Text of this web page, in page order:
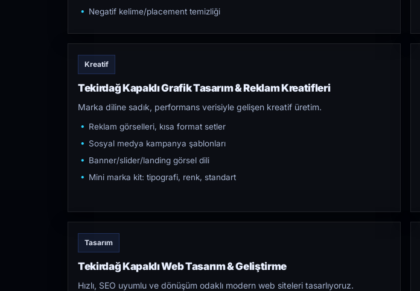
Negatif kelime/placement temizliği
Kreatif
Tekirdağ Kapaklı Grafik Tasarım & Reklam Kreatifleri
Marka diline sadık, performans verisiyle gelişen kreatif üretim.
Reklam görselleri, kısa format setler
Sosyal medya kampanya şablonları
Banner/slider/landing görsel dili
Mini marka kit: tipografi, renk, standart
Tasarım
Tekirdağ Kapaklı Web Tasarım & Geliştirme
Hızlı, SEO uyumlu ve dönüşüm odaklı modern web siteleri tasarlıyoruz.